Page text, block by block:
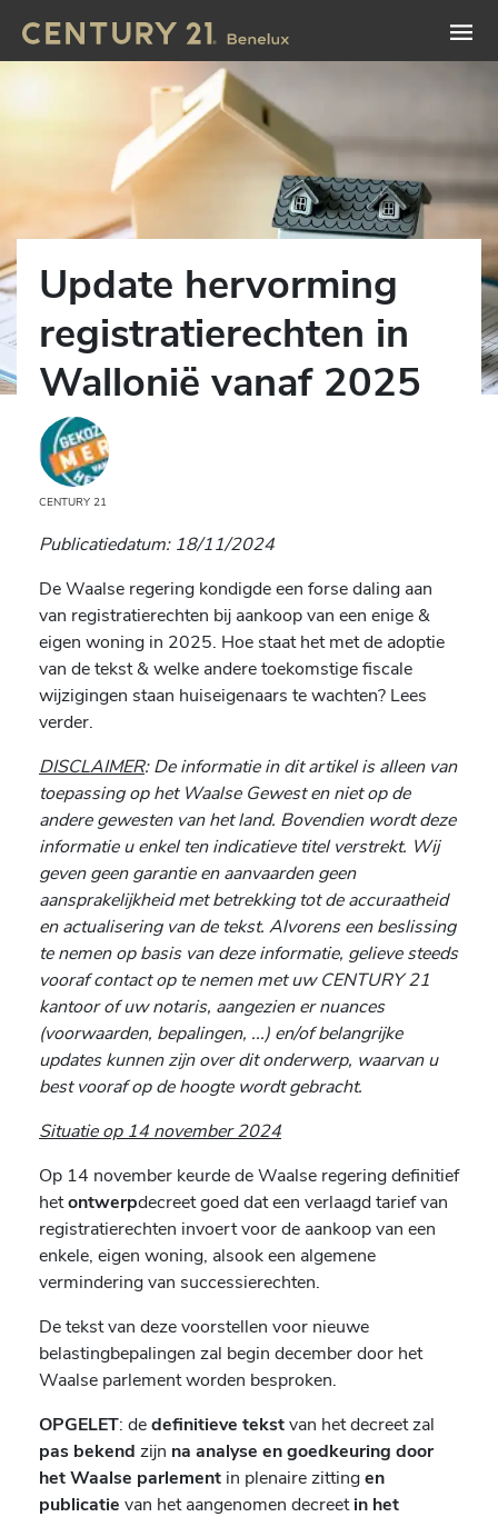
Update hervorming
registratierechten in
Wallonië vanaf 2025
CENTURY 21
Publicatiedatum: 18/11/2024
De Waalse regering kondigde een forse daling aan
van registratierechten bij aankoop van een enige &
eigen woning in 2025. Hoe staat het met de adoptie
van de tekst & welke andere toekomstige fiscale
wijzigingen staan huiseigenaars te wachten? Lees
verder.
DISCLAIMER: De informatie in dit artikel is alleen van
toepassing op het Waalse Gewest en niet op de
andere gewesten van het land. Bovendien wordt deze
informatie u enkel ten indicatieve titel verstrekt. Wij
geven geen garantie en aanvaarden geen
aansprakelijkheid met betrekking tot de accuraatheid
en actualisering van de tekst. Alvorens een beslissing
te nemen op basis van deze informatie, gelieve steeds
vooraf contact op te nemen met uw CENTURY 21
kantoor of uw notaris, aangezien er nuances
(voorwaarden, bepalingen, ...) en/of belangrijke
updates kunnen zijn over dit onderwerp, waarvan u
best vooraf op de hoogte wordt gebracht.
Situatie op 14 november 2024
Op 14 november keurde de Waalse regering definitief
hetontwerpdecreet goed dat een verlaagd tarief van
registratierechten invoert voor de aankoop van een
enkele, eigen woning, alsook een algemene
vermindering van successierechten.
De tekst van deze voorstellen voor nieuwe
belastingbepalingen zal begin december door het
Waalse parlement worden besproken.
OPGELET: dedefinitieve tekstvan het decreet zal
pas bekend zijn na analyse en goedkeuring door
het Waalse parlement in plenaire zittingen
publicatie van het aangenomen decreetin het